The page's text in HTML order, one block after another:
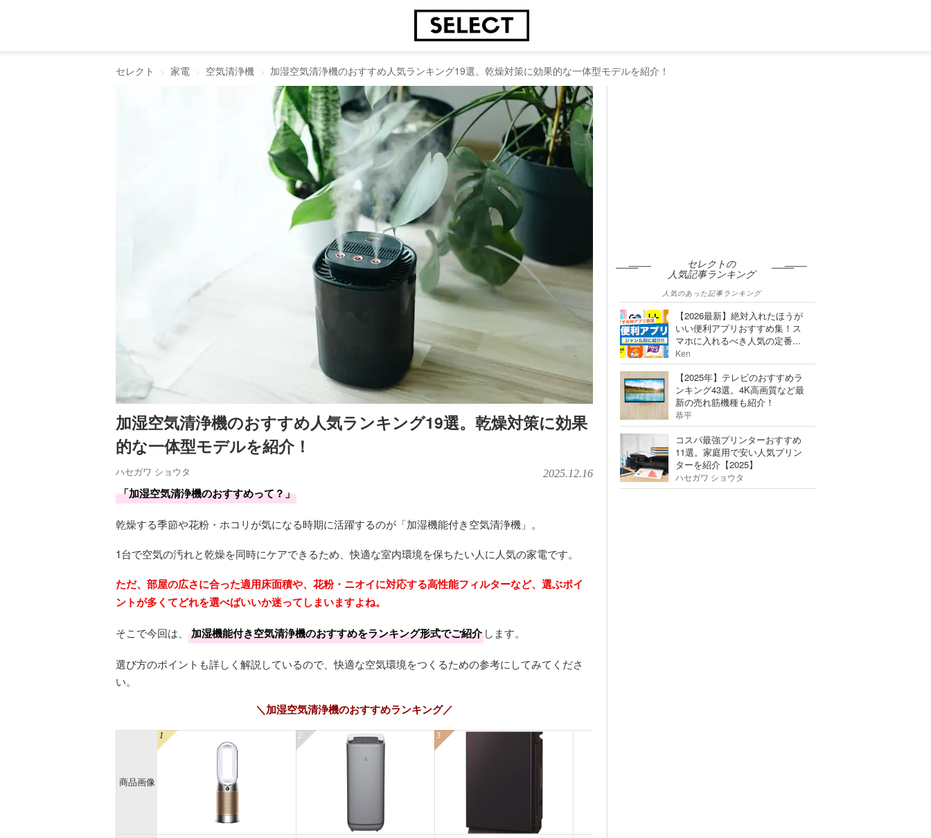
セレクト 家電 空気清浄機 加湿空気清浄機のおすすめ人気ランキング19選。乾燥対策に効果的な一体型モデルを紹介！
加湿空気清浄機のおすすめ人気ランキング19選。乾燥対策に効果
的な一体型モデルを紹介！
ハセガワ ショウタ 2025.12.16
「加湿空気清浄機のおすすめって？」
乾燥する季節や花粉・ホコリが気になる時期に活躍するのが「加湿機能付き空気清浄機」。
1台で空気の汚れと乾燥を同時にケアできるため、快適な室内環境を保ちたい人に人気の家電です。
ただ、部屋の広さに合った適用床面積や、花粉・ニオイに対応する高性能フィルターなど、選ぶポイ
ントが多くてどれを選べばいいか迷ってしまいますよね。
そこで今回は、 加湿機能付き空気清浄機のおすすめをランキング形式でご紹介 します。
選び方のポイントも詳しく解説しているので、快適な空気環境をつくるための参考にしてみてくださ
い。
＼加湿空気清浄機のおすすめランキング／
商品画像
セレクトの
人気記事ランキング
人気のあった記事ランキング
【2026最新】絶対入れたほうが
いい便利アプリおすすめ集！ス
マホに入れるべき人気の定番...
Ken
【2025年】テレビのおすすめラ
ンキング43選。4K高画質など最
新の売れ筋機種も紹介！
恭平
コスパ最強プリンターおすすめ
11選。家庭用で安い人気プリン
ターを紹介【2025】
ハセガワ ショウタ